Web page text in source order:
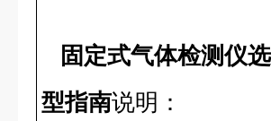
固定式气体检测仪选
型指南说明：